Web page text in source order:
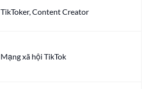
TikToker, Content Creator
Mạng xã hội TikTok